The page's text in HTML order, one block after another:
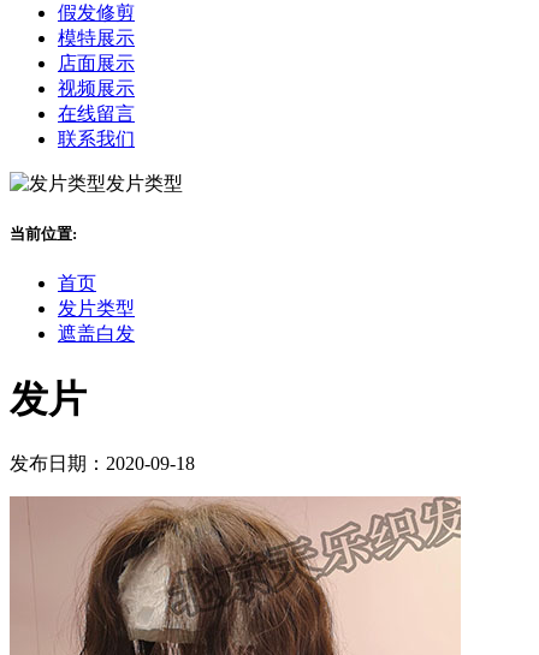
假发修剪
模特展示
店面展示
视频展示
在线留言
联系我们
发片类型
当前位置:
首页
发片类型
遮盖白发
发片
发布日期：2020-09-18